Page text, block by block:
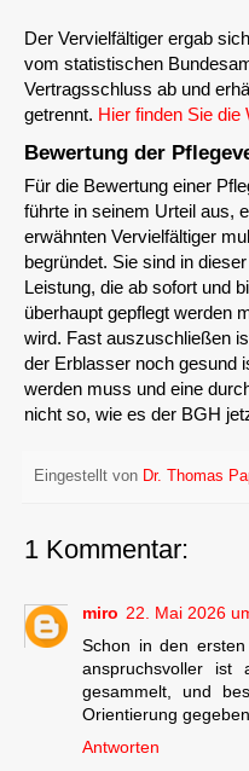
Der Vervielfältiger ergab
vom statistischen
Vertragsschluss ab und
getrennt. Hier finden Sie die
Bewertung der
Für die Bewertung einer
führte in seinem Urteil aus,
erwähnten Vervielfältiger
begründet. Sie sind in
Leistung, die ab sofort und
überhaupt gepflegt werden
wird. Fast auszuschließen
der Erblasser noch gesund
werden muss und eine
nicht so, wie es der BGH
Eingestellt von Dr. Thomas
1 Kommentar:
miro 22. Mai 2026
Schon in den
anspruchsvoller ist
gesammelt, und
Orientierung gegeben.
Antworten